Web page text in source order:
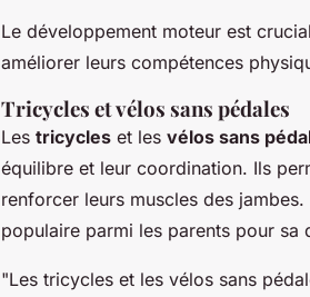
Le développement moteur est
améliorer leurs compétences
Tricycles et vélos sans pédales
Les tricycles et les vélos sans
équilibre et leur coordination. Ils
renforcer leurs muscles des
populaire parmi les parents pour sa
"Les tricycles et les vélos sans